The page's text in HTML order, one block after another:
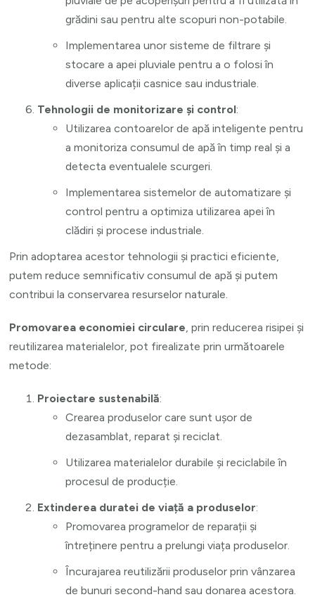
grădini sau pentru alte scopuri non-potabile.
Implementarea unor sisteme de filtrare și
stocare a apei pluviale pentru a o folosi în
diverse aplicații casnice sau industriale.
Tehnologii de monitorizare și control:
Utilizarea contoarelor de apă inteligente pentru
a monitoriza consumul de apă în timp real și a
detecta eventualele scurgeri.
Implementarea sistemelor de automatizare și
control pentru a optimiza utilizarea apei în
clădiri și procese industriale.
Prin adoptarea acestor tehnologii și practici eficiente,
putem reduce semnificativ consumul de apă și putem
contribui la conservarea resurselor naturale.
Promovarea economiei circulare, prin reducerea risipei și
reutilizarea materialelor, pot firealizate prin următoarele
metode:
Proiectare sustenabilă:
Crearea produselor care sunt ușor de
dezasamblat, reparat și reciclat.
Utilizarea materialelor durabile și reciclabile în
procesul de producție.
Extinderea duratei de viață a produselor:
Promovarea programelor de reparații și
întreținere pentru a prelungi viața produselor.
Încurajarea reutilizării produselor prin vânzarea
de bunuri second-hand sau donarea acestora.